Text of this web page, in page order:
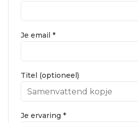
Je email *
Titel (optioneel)
Je ervaring *